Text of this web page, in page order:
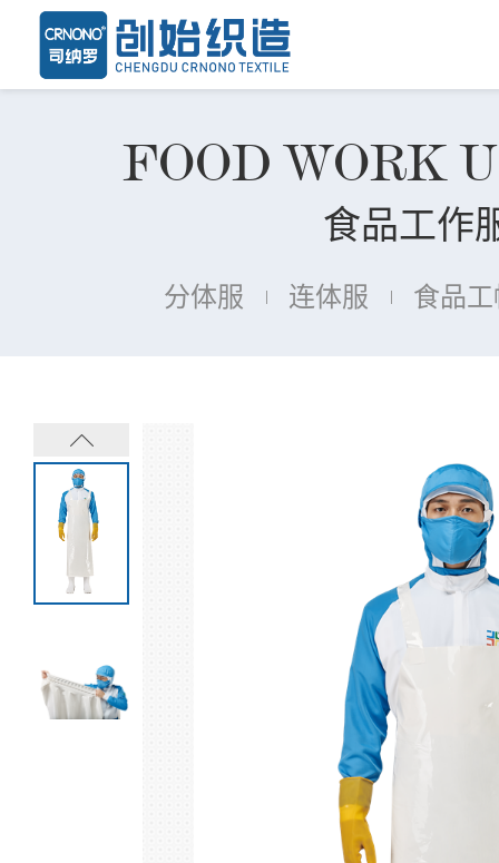
FOOD WORK
食品工作
分体服 连体服 食品